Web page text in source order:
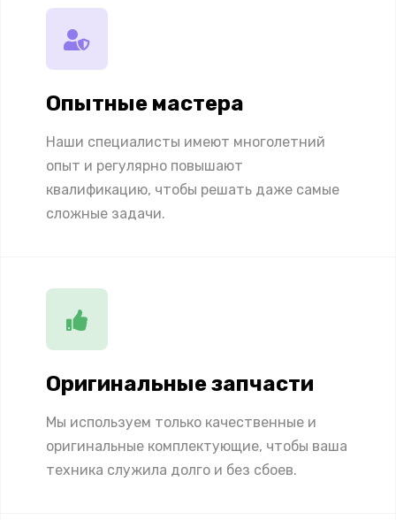
Опытные мастера
Наши специалисты имеют многолетний
опыт и регулярно повышают
квалификацию, чтобы решать даже самые
сложные задачи.
Оригинальные запчасти
Мы используем только качественные и
оригинальные комплектующие, чтобы ваша
техника служила долго и без сбоев.